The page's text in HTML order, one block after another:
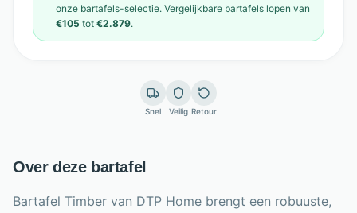
onze bartafels-selectie. Vergelijkbare bartafels lopen van
€105 tot €2.879.
Snel Veilig Retour
Over deze bartafel
Bartafel Timber van DTP Home brengt een robuuste,